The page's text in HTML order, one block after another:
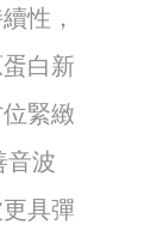
性，
白新
緊緻
音波
具彈